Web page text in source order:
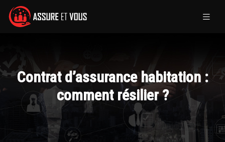
Contrat d’assurance habitation :
comment résilier ?